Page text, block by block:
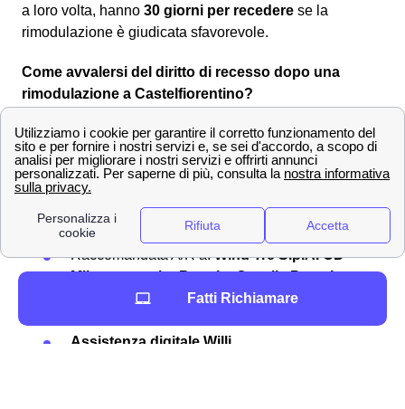
a loro volta, hanno 30 giorni per recedere se la
rimodulazione è giudicata sfavorevole.
Come avvalersi del diritto di recesso dopo una
rimodulazione a Castelfiorentino?
Entro i
30 giorni
, il recesso dal contratto rimodulato alle
nuove condizioni èsenza penali né costiper i clienti
castellani. Per comunicare la volontà di recesso si dovrà
utilizzare uno dei seguenti canali:
Servizio clienti Wind-Tre: contattabile al159
PEC all'indirizzo: [email protected]
Raccomandata A/R a:Wind Tre S.p.A. CD
Milano recapito Baggio, Casella Postale
159, 20152 Milano (MI)
Assistenza digitale Willi
Fatti Richiamare